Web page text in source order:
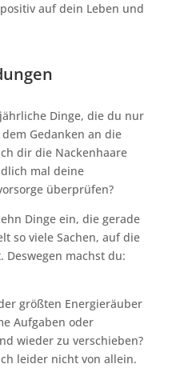
auf dein Leben und
Dinge, die du nur
Gedanken an die
dir die Nackenhaare
mal deine
überprüfen?
Dinge ein, die gerade
so viele Sachen, auf die
machst du:
größten Energieräuber
Aufgaben oder
wieder zu verschieben?
leider nicht von allein.